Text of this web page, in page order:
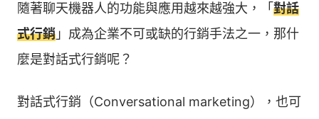
隨著聊天機器人的功能與應用越來越強大，「 對話
式行銷 」成為企業不可或缺的行銷手法之一，那什
麼是對話式行銷呢？
對話式行銷（Conversational marketing），也可